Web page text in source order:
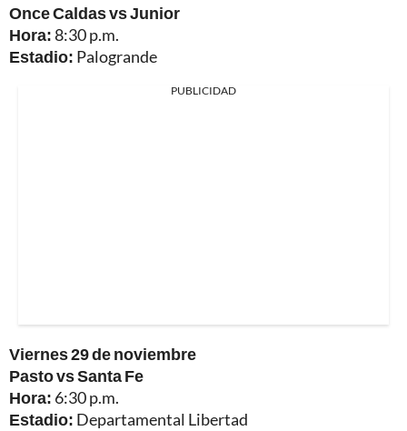
Once Caldas vs Junior
Hora:8:30 p.m.
Estadio: Palogrande
PUBLICIDAD
Viernes 29 de noviembre
Pasto vs Santa Fe
Hora: 6:30 p.m.
Estadio: Departamental Libertad